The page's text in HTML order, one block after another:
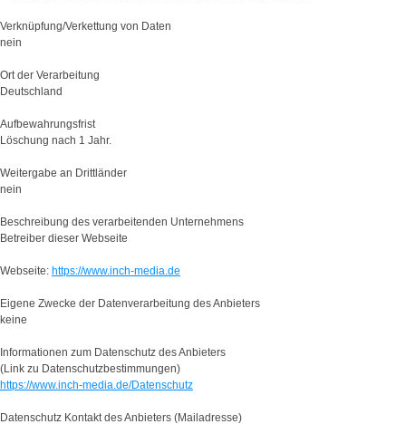
Verknüpfung/Verkettung von Daten
nein
Ort der Verarbeitung
Deutschland
Aufbewahrungsfrist
Löschung nach 1 Jahr.
Weitergabe an Drittländer
nein
Beschreibung des verarbeitenden Unternehmens
Betreiber dieser Webseite
Webseite: https://www.inch-media.de
Eigene Zwecke der Datenverarbeitung des Anbieters
keine
Informationen zum Datenschutz des Anbieters
(Link zu Datenschutzbestimmungen)
https://www.inch-media.de/Datenschutz
Datenschutz Kontakt des Anbieters (Mailadresse)